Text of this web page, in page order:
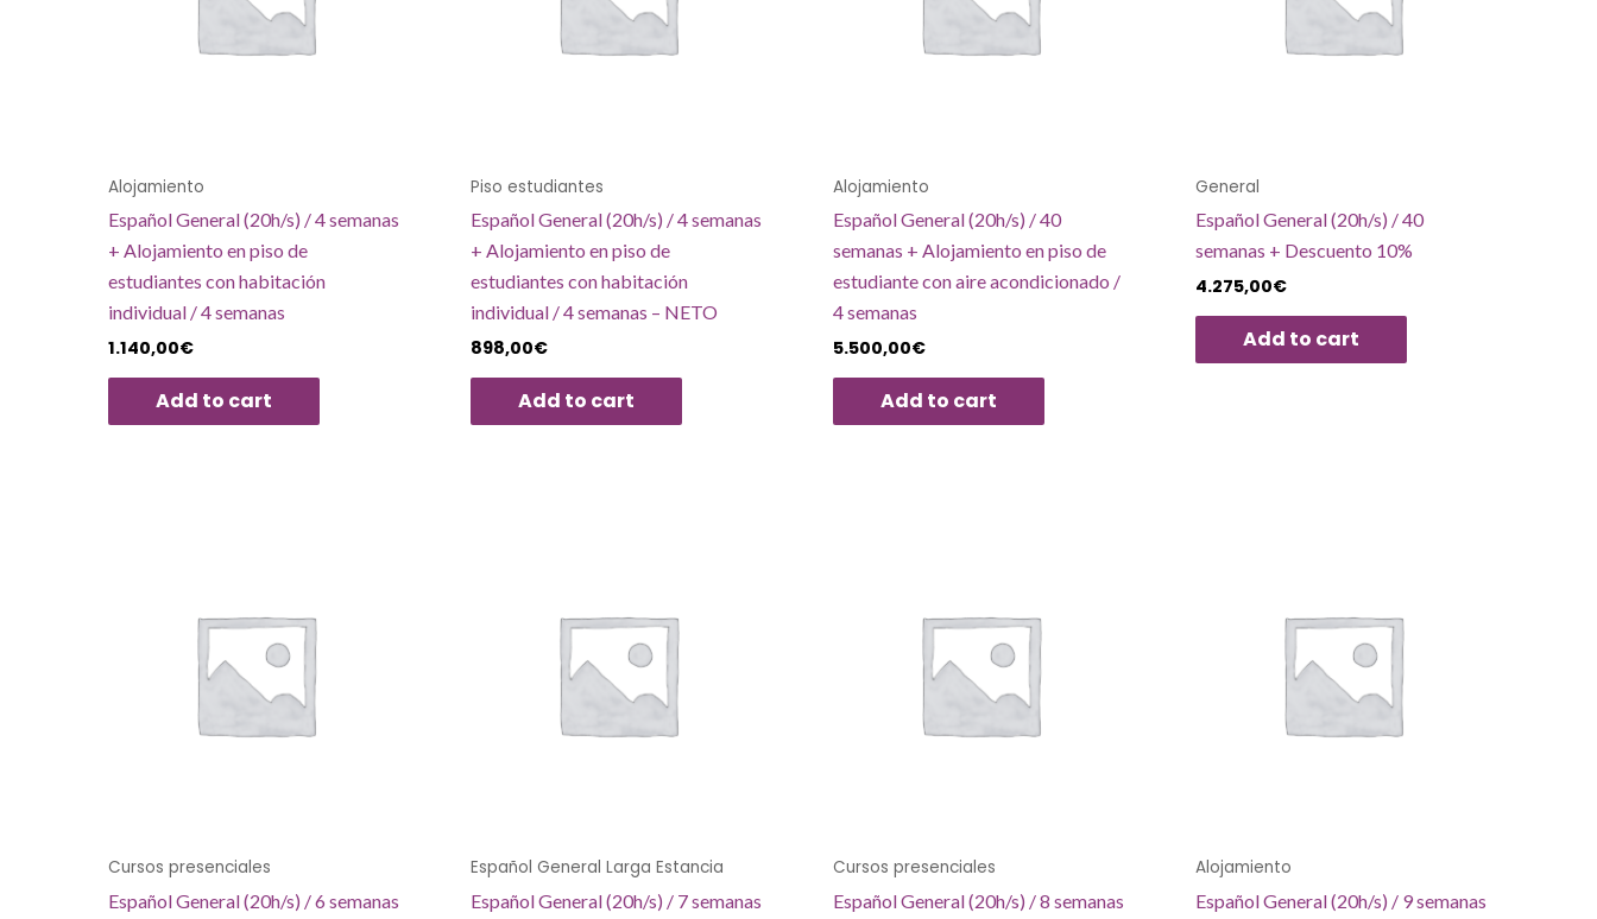
Alojamiento
Español General (20h/s) / 4 semanas
+ Alojamiento en piso de
estudiantes con habitación
individual / 4 semanas
1.140,00€
Add to cart
Piso estudiantes
Español General (20h/s) / 4 semanas
+ Alojamiento en piso de
estudiantes con habitación
individual / 4 semanas – NETO
898,00€
Add to cart
Alojamiento
Español General (20h/s) / 40
semanas + Alojamiento en piso de
estudiante con aire acondicionado /
4 semanas
5.500,00€
Add to cart
General
Español General (20h/s) / 40
semanas + Descuento 10%
4.275,00€
Add to cart
Cursos presenciales
Español General (20h/s) / 6 semanas
Español General Larga Estancia
Español General (20h/s) / 7 semanas
Cursos presenciales
Español General (20h/s) / 8 semanas
Alojamiento
Español General (20h/s) / 9 semanas